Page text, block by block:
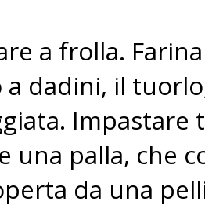
a frolla.
dadini, il
una palla, che
da una